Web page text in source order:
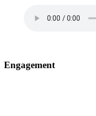
Engagement